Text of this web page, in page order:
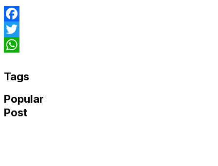
Facebook
Twitter
Tags
Popular
Post